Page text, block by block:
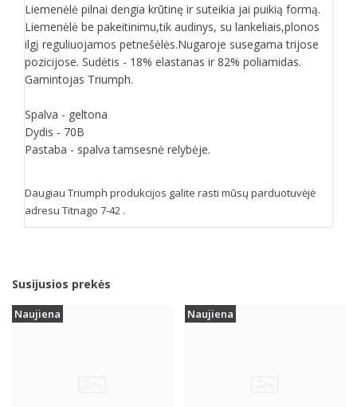
Liemenėlė pilnai dengia krūtinę ir suteikia jai puikią formą.
Liemenėlė be pakeitinimu,tik audinys, su lankeliais,plonos
ilgį reguliuojamos petnešėlės.Nugaroje susegama trijose
pozicijose. Sudėtis - 18% elastanas ir 82% poliamidas.
Gamintojas Triumph.
Spalva - geltona
Dydis - 70B
Pastaba - spalva tamsesnė relybėje.
Daugiau Triumph produkcijos galite rasti mūsų parduotuvėjė
adresu Titnago 7-42 .
Susijusios prekės
Naujiena Naujiena